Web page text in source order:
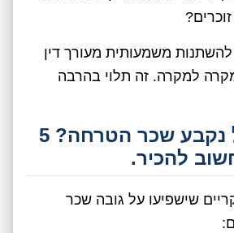
משמעותית מעורך דין
למקרה. זה תלוי בהרבה
על מה בכלל נקבע שכר הטרחה? 5
להכיר.
שישפיעו על גובה שכר